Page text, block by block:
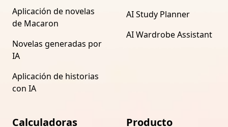
Aplicación de novelas
de Macaron
Novelas generadas por
IA
Aplicación de historias
con IA
AI Study Planner
AI Wardrobe Assistant
Calculadoras
Producto